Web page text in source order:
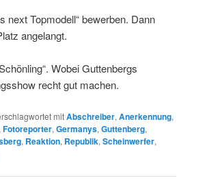
next Topmodell“ bewerben. Dann
angelangt.
Wobei Guttenbergs
recht gut machen.
mitAbschreiber, Anerkennung,
Fotoreporter, Germanys, Guttenberg,
, Reaktion, Republik, Scheinwerfer,